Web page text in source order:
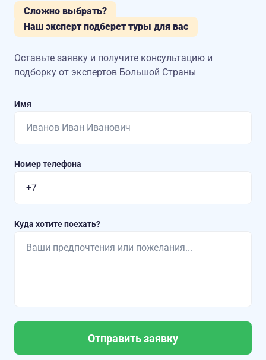
Сложно выбрать?
Наш эксперт подберет туры для вас
Оставьте заявку и получите консультацию и
подборку от экспертов Большой Страны
Имя
Номер телефона
Куда хотите поехать?
Отправить заявку